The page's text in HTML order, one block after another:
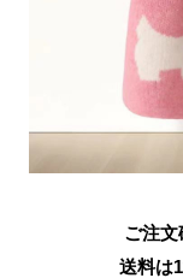
ご注文
送料は